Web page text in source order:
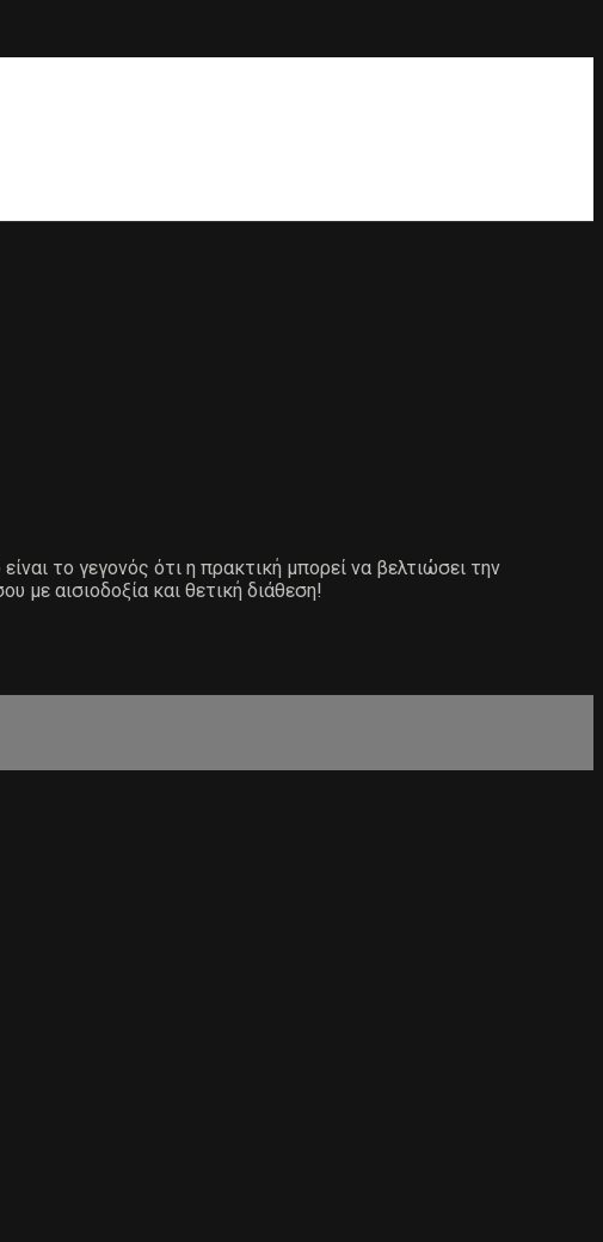
το γεγονός ότι η πρακτική μπορεί να βελτιώσει την
με αισιοδοξία και θετική διάθεση!